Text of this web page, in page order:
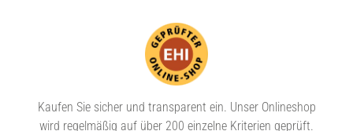
Kaufen Sie sicher und transparent ein. Unser Onlineshop
wird regelmäßig auf über 200 einzelne Kriterien geprüft.